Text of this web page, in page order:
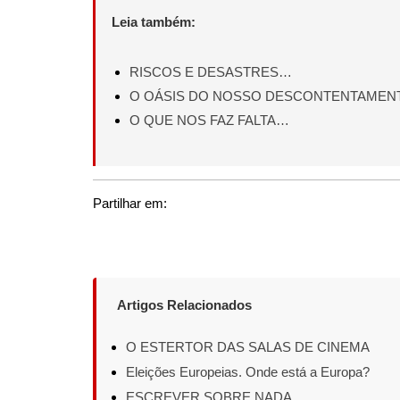
Leia também:
RISCOS E DESASTRES…
O OÁSIS DO NOSSO
O QUE NOS FAZ FALTA…
Partilhar em:
Artigos Relacionados
O ESTERTOR DAS SALAS DE CINEMA
Eleições Europeias. Onde está a Europa?